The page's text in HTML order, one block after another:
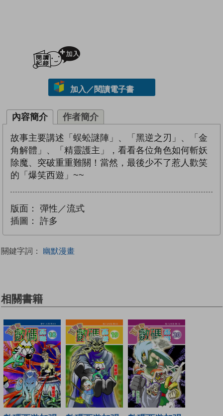
加入／閱讀電子書
內容簡介 作者簡介
故事主要講述「蜈蚣謎陣」、「黑逆之刃」、「金
角解體」、「精靈護主」，看看各位角色如何斬妖
除魔、突破重重難關！當然，最後少不了惹人歡笑
的「爆笑西遊」~~
版面：
彈性／流式
插圖：
許多
關鍵字詞： 幽默漫畫
相關書籍